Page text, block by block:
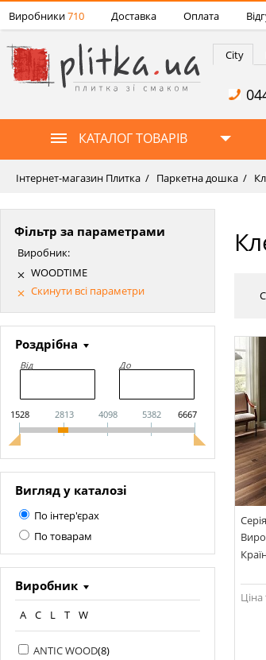
Виробники710 Доставка Оплата
City
КАТАЛОГ ТОВАРІВ
Інтернет-магазин Плитка Паркетна дошка
Фільтр за параметрами
Виробник:
WOODTIME
Скинути всі параметри
Роздрібна
Від До
1528 2813 4098 5382 6667
Вигляд у каталозі
По інтер'єрах
По товарам
Виробник
A C L T W
ANTIC WOOD(8)
Ціна